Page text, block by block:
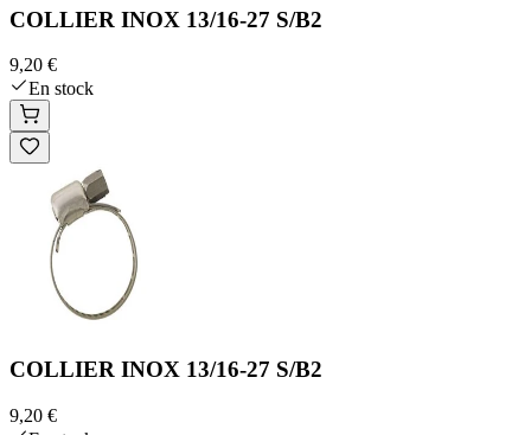
COLLIER INOX 13/16-27 S/B2
9,20 €
En stock
COLLIER INOX 13/16-27 S/B2
9,20 €